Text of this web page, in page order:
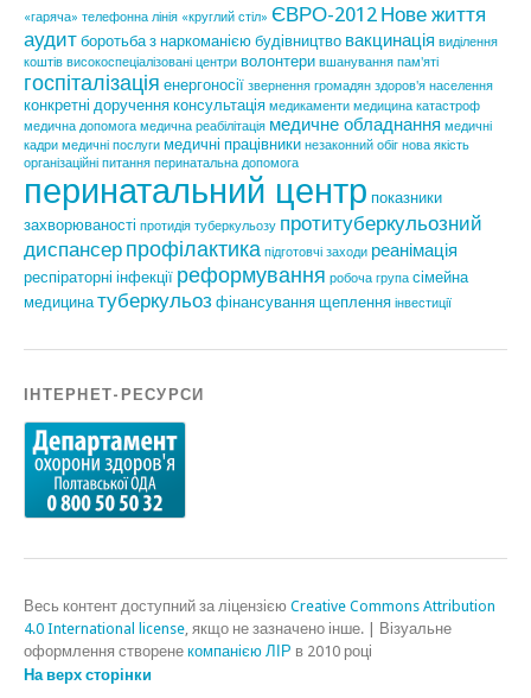
«гаряча» телефонна лінія «круглий стіл» ЄВРО-2012 Нове життя
аудит боротьба з наркоманією будівництво вакцинація виділення
коштів високоспеціалізовані центри волонтери вшанування пам'яті
госпіталізація енергоносії звернення громадян здоров'я населення
конкретні доручення консультація медикаменти медицина катастроф
медична допомога медична реабілітація медичне обладнання медичні
кадри медичні послуги медичні працівники незаконний обіг нова якість
організаційні питання перинатальна допомога
перинатальний центр показники
захворюваності протидія туберкульозу протитуберкульозний
диспансер профілактика підготовчі заходи реанімація
респіраторні інфекції реформування робоча група сімейна
медицина туберкульоз фінансування щеплення інвестиції
ІНТЕРНЕТ-РЕСУРСИ
Весь контент доступний за ліцензією Creative Commons Attribution
4.0 International license , якщо не зазначено інше. | Візуальне
оформлення створене компанією ЛІР в 2010 році
На верх сторінки